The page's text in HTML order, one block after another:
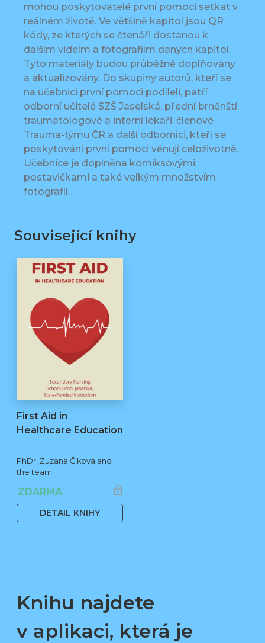
mohou poskytovatelé první pomoci setkat v
reálném životě. Ve většině kapitol jsou QR
kódy, ze kterých se čtenáři dostanou k
dalším videím a fotografiím daných kapitol.
Tyto materiály budou průběžně doplňovány
a aktualizovány. Do skupiny autorů, kteří se
na učebnici první pomoci podíleli, patří
odborní učitelé SZŠ Jaselská, přední brněnští
traumatologové a interní lékaři, členové
Trauma-týmu ČR a další odborníci, kteří se
poskytování první pomoci věnují celoživotně.
Učebnice je doplněna komiksovými
postavičkami a také velkým množstvím
fotografií.
Související knihy
First Aid in
Healthcare Education
PhDr. Zuzana Číková and
the team
ZDARMA
DETAIL KNIHY
Knihu najdete
v aplikaci, která je